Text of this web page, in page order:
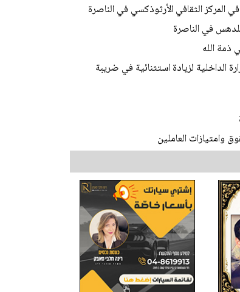
ذمة الله
لزيادة استثنائية في ضريبة
العاملين